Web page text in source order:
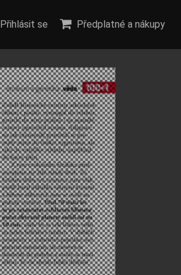
Přihlásit se Předplatné a nákupy